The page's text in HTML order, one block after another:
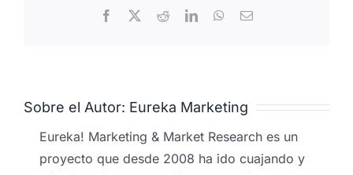
Facebook RedditLinkedInWhatsApp
Correo
Sobre el Autor: Eureka Marketing
Eureka! Marketing & Market Research es un
proyecto que desde 2008 ha ido cuajando y